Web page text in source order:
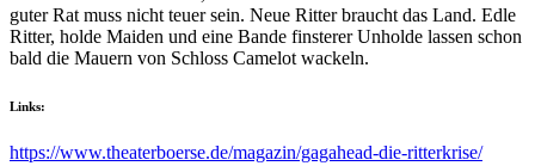
guter Rat muss nicht teuer sein. Neue Ritter braucht das Land. Edle
Ritter, holde Maiden und eine Bande finsterer Unholde lassen schon
bald die Mauern von Schloss Camelot wackeln.
Links:
https://www.theaterboerse.de/magazin/gagahead-die-ritterkrise/